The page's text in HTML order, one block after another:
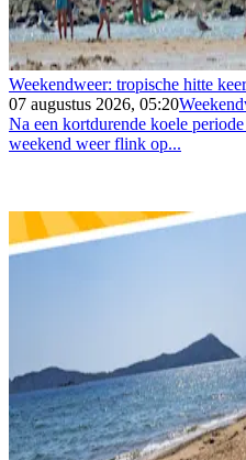
Weekendweer: tropische hitte
07 augustus 2026, 05:20
Na een kortdurende koele
weekend weer flink op...